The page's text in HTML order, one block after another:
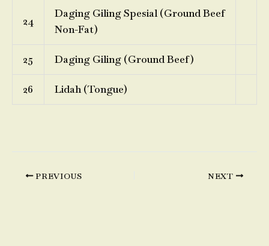
24
Daging Giling Spesial (Ground Beef
Non-Fat)
25 Daging Giling (Ground Beef)
26 Lidah (Tongue)
PREVIOUS NEXT